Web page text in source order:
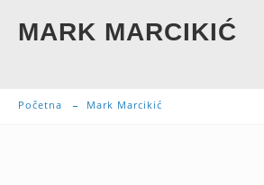
MARK MARCIKIĆ
Početna Mark Marcikić